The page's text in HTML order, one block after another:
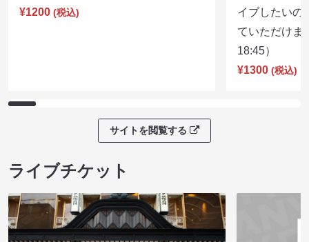
¥1200 (税込)
イブしたいの
ていただけ
18:45）
¥1300 (税込)
サイトを閲覧する
ライブチケット